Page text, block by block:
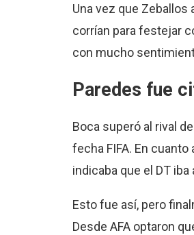
Una vez que Zeballos
corrían para festejar
con mucho
Paredes fue
Boca superó al rival
fecha FIFA. En cuanto
indicaba que el DT
Esto fue así, pero
Desde AFA optaron